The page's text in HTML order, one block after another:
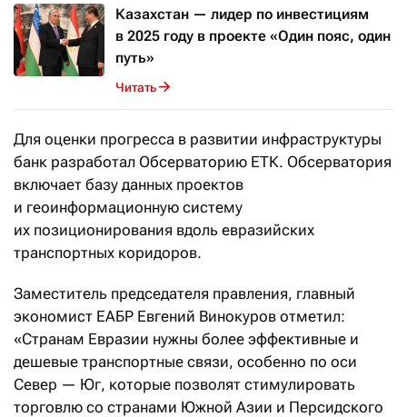
Казахстан — лидер по инвестициям
в 2025 году в проекте «Один пояс, один
путь»
Читать
Для оценки прогресса в развитии инфраструктуры
банк разработал Обсерваторию ЕТК. Обсерватория
включает базу данных проектов
и геоинформационную систему
их позиционирования вдоль евразийских
транспортных коридоров.
Заместитель председателя правления, главный
экономист ЕАБР Евгений Винокуров отметил:
«Странам Евразии нужны более эффективные и
дешевые транспортные связи, особенно по оси
Север — Юг, которые позволят стимулировать
торговлю со странами Южной Азии и Персидского